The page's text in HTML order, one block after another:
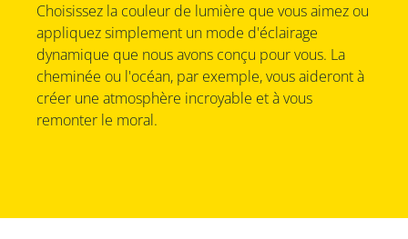
Choisissez la couleur de lumière que vous aimez ou
appliquez simplement un mode d'éclairage
dynamique que nous avons conçu pour vous. La
cheminée ou l'océan, par exemple, vous aideront à
créer une atmosphère incroyable et à vous
remonter le moral.